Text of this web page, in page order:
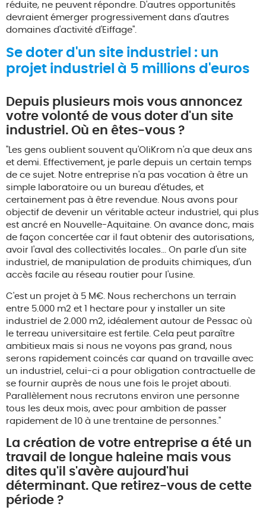
réduite, ne peuvent répondre. D'autres opportunités
devraient émerger progressivement dans d'autres
domaines d'activité d'Eiffage".
Se doter d'un site industriel : un
projet industriel à 5 millions d'euros
Depuis plusieurs mois vous annoncez
votre volonté de vous doter d'un site
industriel. Où en êtes-vous ?
"Les gens oublient souvent qu'OliKrom n'a que deux ans
et demi. Effectivement, je parle depuis un certain temps
de ce sujet. Notre entreprise n'a pas vocation à être un
simple laboratoire ou un bureau d'études, et
certainement pas à être revendue. Nous avons pour
objectif de devenir un véritable acteur industriel, qui plus
est ancré en Nouvelle-Aquitaine. On avance donc, mais
de façon concertée car il faut obtenir des autorisations,
avoir l'aval des collectivités locales... On parle d'un site
industriel, de manipulation de produits chimiques, d'un
accès facile au réseau routier pour l'usine.
C'est un projet à 5 M€. Nous recherchons un terrain
entre 5.000 m2 et 1 hectare pour y installer un site
industriel de 2.000 m2, idéalement autour de Pessac où
le terreau universitaire est fertile. Cela peut paraître
ambitieux mais si nous ne voyons pas grand, nous
serons rapidement coincés car quand on travaille avec
un industriel, celui-ci a pour obligation contractuelle de
se fournir auprès de nous une fois le projet abouti.
Parallèlement nous recrutons environ une personne
tous les deux mois, avec pour ambition de passer
rapidement de 10 à une trentaine de personnes."
La création de votre entreprise a été un
travail de longue haleine mais vous
dites qu'il s'avère aujourd'hui
déterminant. Que retirez-vous de cette
période ?